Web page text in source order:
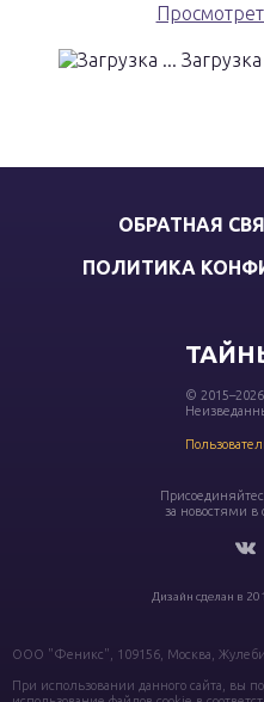
Загрузка
ОБРАТНАЯ
ПОЛИТИКА
©
за новостями в
Дизайн сделан в
ООО "Феникс", 109156, Москва,
При использовании данного сайта, вы